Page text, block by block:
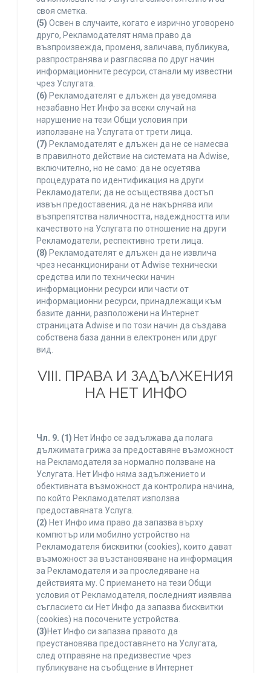
своя сметка.
(5) Освен в случаите, когато е изрично уговорено
друго, Рекламодателят няма право да
възпроизвежда, променя, заличава, публикува,
разпространява и разгласява по друг начин
информационните ресурси, станали му известни
чрез Услугата.
(6) Рекламодателят е длъжен да уведомява
незабавно Нет Инфо за всеки случай на
нарушение на тези Общи условия при
използване на Услугата от трети лица.
(7) Рекламодателят е длъжен да не се намесва
в правилното действие на системата на Adwise,
включително, но не само: да не осуетява
процедурата по идентификация на други
Рекламодатели; да не осъществява достъп
извън предоставения; да не накърнява или
възпрепятства наличността, надеждността или
качеството на Услугата по отношение на други
Рекламодатели, респективно трети лица.
(8) Рекламодателят е длъжен да не извлича
чрез несанкционирани от Adwise технически
средства или по технически начин
информационни ресурси или части от
информационни ресурси, принадлежащи към
базите данни, разположени на Интернет
страницата Adwise и по този начин да създава
собствена база данни в електронен или друг
вид.
VIII. ПРАВА И ЗАДЪЛЖЕНИЯ
НА НЕТ ИНФО
Чл. 9. (1) Нет Инфо се задължава да полага
дължимата грижа за предоставяне възможност
на Рекламодателя за нормално ползване на
Услугата. Нет Инфо няма задължението и
обективната възможност да контролира начина,
по който Рекламодателят използва
предоставяната Услуга.
(2) Нет Инфо има право да запазва върху
компютър или мобилно устройство на
Рекламодателя бисквитки (cookies), които дават
възможност за възстановяване на информация
за Рекламодателя и за проследяване на
действията му. С приемането на тези Общи
условия от Рекламодателя, последният изявява
съгласието си Нет Инфо да запазва бисквитки
(cookies) на посочените устройства.
(3)Нет Инфо си запазва правото да
преустановява предоставянето на Услугата,
след отправяне на предизвестие чрез
публикуване на съобщение в Интернет